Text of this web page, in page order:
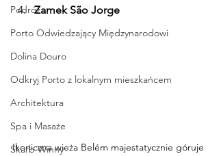
Podróż
Porto Odwiedzający Międzynarodowi
Dolina Douro
Odkryj Porto z lokalnym mieszkańcem
Architektura
Spa i Masaże
Skarb Winny
Zamek São Jorge
Ikoniczna wieża Belém majestatycznie góruje